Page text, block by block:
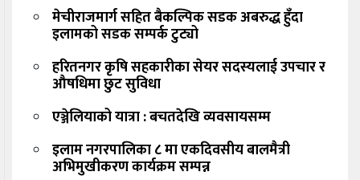
मेचीराजमार्ग सहित बैकल्पिक सडक अबरुद्ध हुँदा
इलामको सडक सम्पर्क टुट्यो
हरितनगर कृषि सहकारीका सेयर सदस्यलाई उपचार र
औषधिमा छुट सुविधा
एञ्जेलियाको यात्रा : बचतदेखि व्यवसायसम्म
इलाम नगरपालिका ८ मा एकदिवसीय बालमैत्री
अभिमुखीकरण कार्यक्रम सम्पन्न